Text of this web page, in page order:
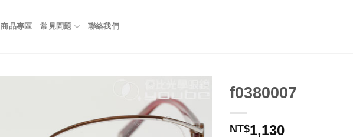
商品專區 常見問題 聯絡我們
f0380007
NT$1,130